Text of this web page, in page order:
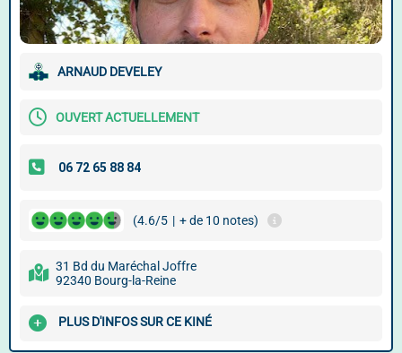
ARNAUD DEVELEY
OUVERT ACTUELLEMENT
(4.6/5 | + de 10 notes)
31 Bd du Maréchal Joffre
92340 Bourg-la-Reine
PLUS D'INFOS SUR CE KINÉ